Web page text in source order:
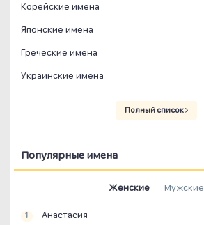
Корейские имена
Японские имена
Греческие имена
Украинские имена
Полный список
Популярные имена
Женские Мужские
1 Анастасия